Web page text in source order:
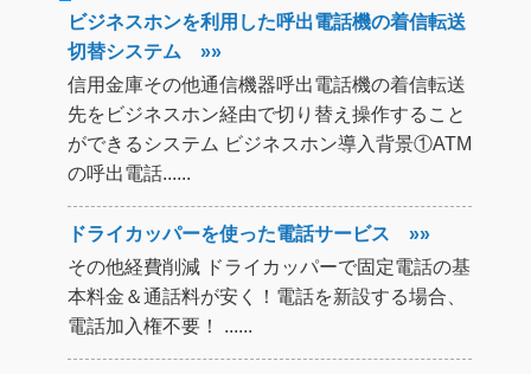
ビジネスホンを利用した呼出電話機の着信転送
切替システム »»
信用金庫その他通信機器呼出電話機の着信転送
先をビジネスホン経由で切り替え操作すること
ができるシステム ビジネスホン導入背景①ATM
の呼出電話......
ドライカッパーを使った電話サービス »»
その他経費削減 ドライカッパーで固定電話の基
本料金＆通話料が安く！電話を新設する場合、
電話加入権不要！ ......